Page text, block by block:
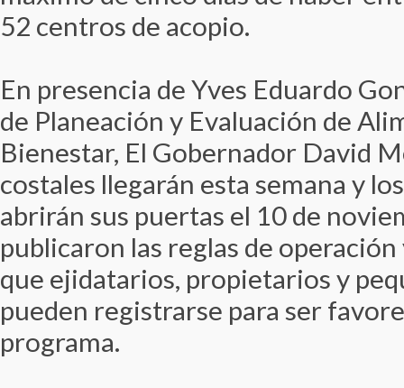
52 centros de acopio.
En presencia de Yves Eduardo
de Planeación y Evaluación de
Bienestar, El Gobernador David
costales llegarán esta semana y
abrirán sus puertas el 10 de
publicaron las reglas de
que ejidatarios, propietarios y
pueden registrarse para ser
programa.